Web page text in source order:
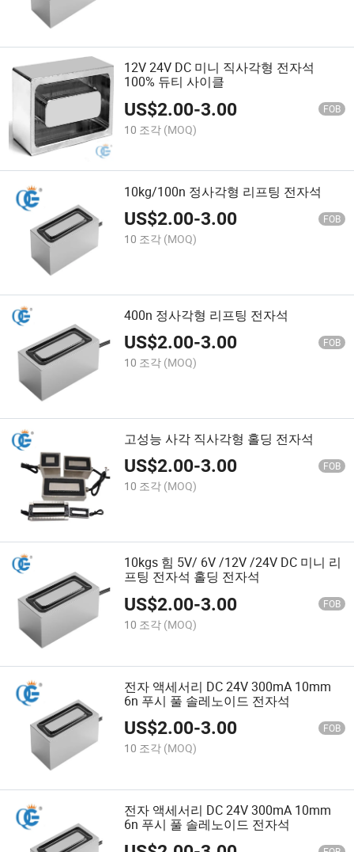
12V 24V DC 미니 직사각형 전자석
100% 듀티 사이클
US$2.00-3.00 FOB
10 조각 (MOQ)
10kg/100n 정사각형 리프팅 전자석
US$2.00-3.00 FOB
10 조각 (MOQ)
400n 정사각형 리프팅 전자석
US$2.00-3.00 FOB
10 조각 (MOQ)
고성능 사각 직사각형 홀딩 전자석
US$2.00-3.00 FOB
10 조각 (MOQ)
10kgs 힘 5V/ 6V /12V /24V DC 미니 리
프팅 전자석 홀딩 전자석
US$2.00-3.00 FOB
10 조각 (MOQ)
전자 액세서리 DC 24V 300mA 10mm
6n 푸시 풀 솔레노이드 전자석
US$2.00-3.00 FOB
10 조각 (MOQ)
전자 액세서리 DC 24V 300mA 10mm
6n 푸시 풀 솔레노이드 전자석